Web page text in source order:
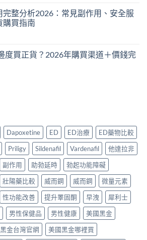
完整分析2026：常見副作用、安全服
購買指南
度買正貨？2026年購買渠道＋價錢完
Dapoxetine ED ED治療
ED藥物比較
Priligy Sildenafil Vardenafil
他達拉非
副作用 助勃延時
勃起功能障礙
壯陽藥比較 威而鋼 威而鋼
微量元素
性功能改善 提升睪固酮 早洩
犀利士
男性保健品 男性健康
美國黑金
金台灣官網 美國黑金哪裡買